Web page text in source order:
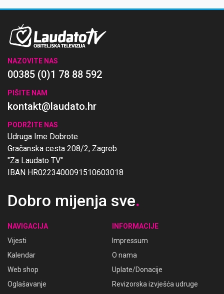
NAZOVITE NAS
00385 (0)1 78 88 592
PIŠITE NAM
kontakt@laudato.hr
PODRŽITE NAS
Udruga Ime Dobrote
Gračanska cesta 208/2, Zagreb
"Za Laudato TV"
IBAN HR0223400091510603018
Dobro mijenja sve.
NAVIGACIJA
Vijesti
Kalendar
Web shop
Oglašavanje
INFORMACIJE
Impressum
O nama
Uplate/Donacije
Revizorska izvješća udruge